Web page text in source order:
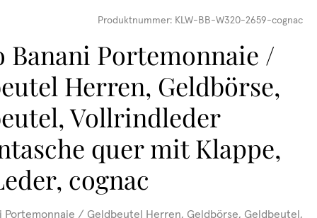
Produktnummer: KLW-BB-W320-2659-cognac
Banani Portemonnaie /
Herren, Geldbörse,
Vollrindleder
quer mit Klappe,
cognac
Portemonnaie / Geldbeutel Herren, Geldbörse, Geldbeutel,